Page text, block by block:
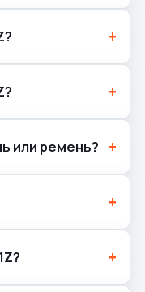
или ремень?